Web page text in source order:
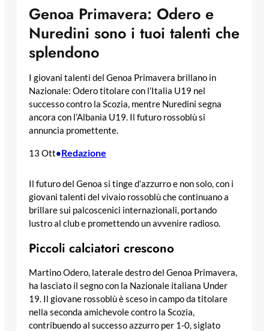
Genoa Primavera: Odero e
Nuredini sono i tuoi talenti che
splendono
I giovani talenti del Genoa Primavera brillano in
Nazionale: Odero titolare con l’Italia U19 nel
successo contro la Scozia, mentre Nuredini segna
ancora con l’Albania U19. Il futuro rossoblù si
annuncia promettente.
13 Ott•Redazione
Il futuro del Genoa si tinge d’azzurro e non solo, con i
giovani talenti del vivaio rossoblù che continuano a
brillare sui palcoscenici internazionali, portando
lustro al club e promettendo un avvenire radioso.
Piccoli calciatori crescono
Martino Odero, laterale destro del Genoa Primavera,
ha lasciato il segno con la Nazionale italiana Under
19. Il giovane rossoblù è sceso in campo da titolare
nella seconda amichevole contro la Scozia,
contribuendo al successo azzurro per 1-0, siglato